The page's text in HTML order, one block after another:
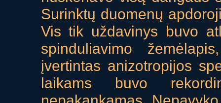
Surinktų duomenų
Vis tik uždavinys buvo
spinduliavimo
įvertintas anizotropijos
laikams buvo